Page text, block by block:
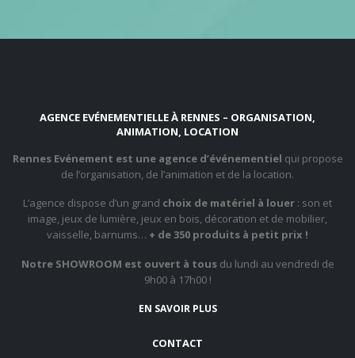
AGENCE EVÉNEMENTIELLE À RENNES – ORGANISATION,
ANIMATION, LOCATION
Rennes Evénement est une agence d’événementiel qui propose
de l’organisation, de l’animation et de la location.
L’agence dispose d’un grand choix de matériel à louer : son et
image, jeux de lumière, jeux en bois, décoration et de mobilier,
vaisselle, barnums… + de 350 produits à petit prix !
Notre SHOWROOM est ouvert à tousdu lundi au vendredi de
9h00 à 17h00 !
EN SAVOIR PLUS
CONTACT